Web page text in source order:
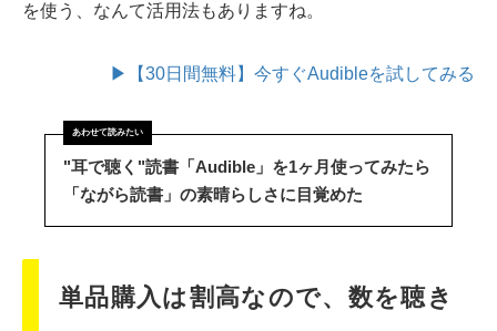
を使う、なんて活用法もありますね。
▶【30日間無料】今すぐAudibleを試してみる
"耳で聴く"読書「Audible」を1ヶ月使ってみたら
「ながら読書」の素晴らしさに目覚めた
単品購入は割高なので、数を聴き